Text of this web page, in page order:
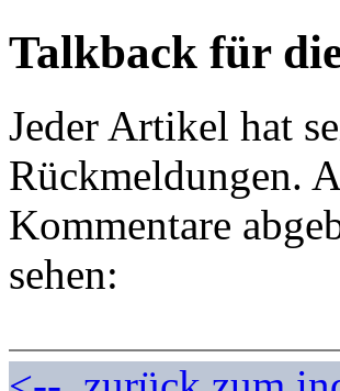
Talkback für
Jeder Artikel hat
Rückmeldungen.
Kommentare
sehen: